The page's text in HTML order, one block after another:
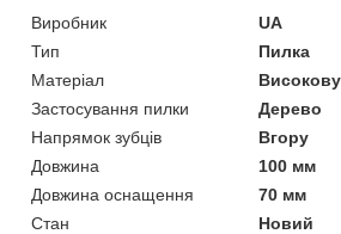
Виробник
UA
Тип
Пилка
Матеріал
Застосування пилки
Дерево
Напрямок зубців
Вгору
Довжина
100 мм
Довжина оснащення
70 мм
Стан
Новий